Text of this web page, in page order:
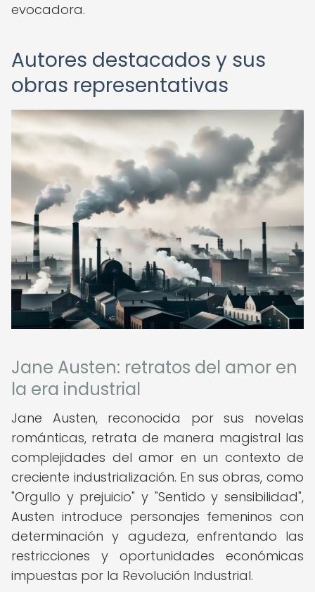
evocadora.
Autores destacados y sus
obras representativas
Jane Austen: retratos del amor en
la era industrial
Jane Austen, reconocida por sus novelas
románticas, retrata de manera magistral las
complejidades del amor en un contexto de
creciente industrialización. En sus obras, como
"Orgullo y prejuicio" y "Sentido y sensibilidad",
Austen introduce personajes femeninos con
determinación y agudeza, enfrentando las
restricciones y oportunidades económicas
impuestas por la Revolución Industrial.